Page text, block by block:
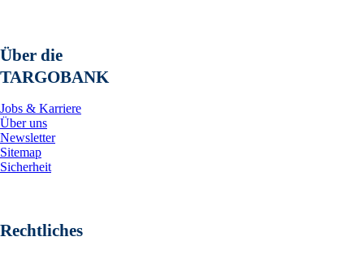
Über die
TARGOBANK
Jobs & Karriere
Über uns
Newsletter
Sitemap
Sicherheit
Rechtliches